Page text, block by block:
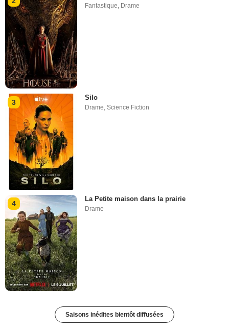
Fantastique, Drame
3
Silo
Drame ,Science Fiction
4
La Petite maison dans la prairie
Drame
Saisons inédites bientôt diffusées